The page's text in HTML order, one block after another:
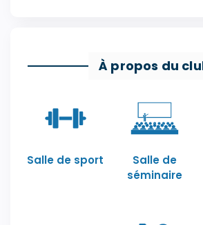
À propos du
Salle de sport
Salle de
séminaire